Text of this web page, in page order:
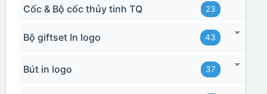
Cốc & Bộ cốc thủy tinh TQ 23
Bộ giftset In logo 43
Bút in logo 37